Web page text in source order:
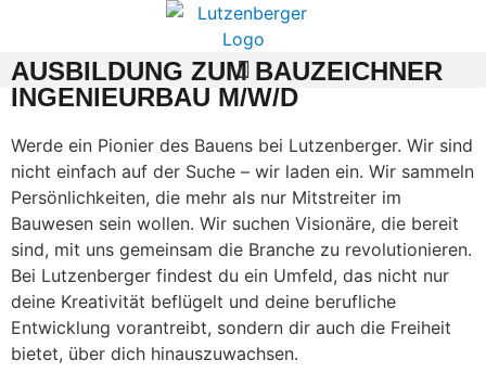
AUSBILDUNG ZUM BAUZEICHNER
INGENIEURBAU M/W/D
Werde ein Pionier des Bauens bei Lutzenberger. Wir sind
nicht einfach auf der Suche – wir laden ein. Wir sammeln
Persönlichkeiten, die mehr als nur Mitstreiter im
Bauwesen sein wollen. Wir suchen Visionäre, die bereit
sind, mit uns gemeinsam die Branche zu revolutionieren.
Bei Lutzenberger findest du ein Umfeld, das nicht nur
deine Kreativität beflügelt und deine berufliche
Entwicklung vorantreibt, sondern dir auch die Freiheit
bietet, über dich hinauszuwachsen.